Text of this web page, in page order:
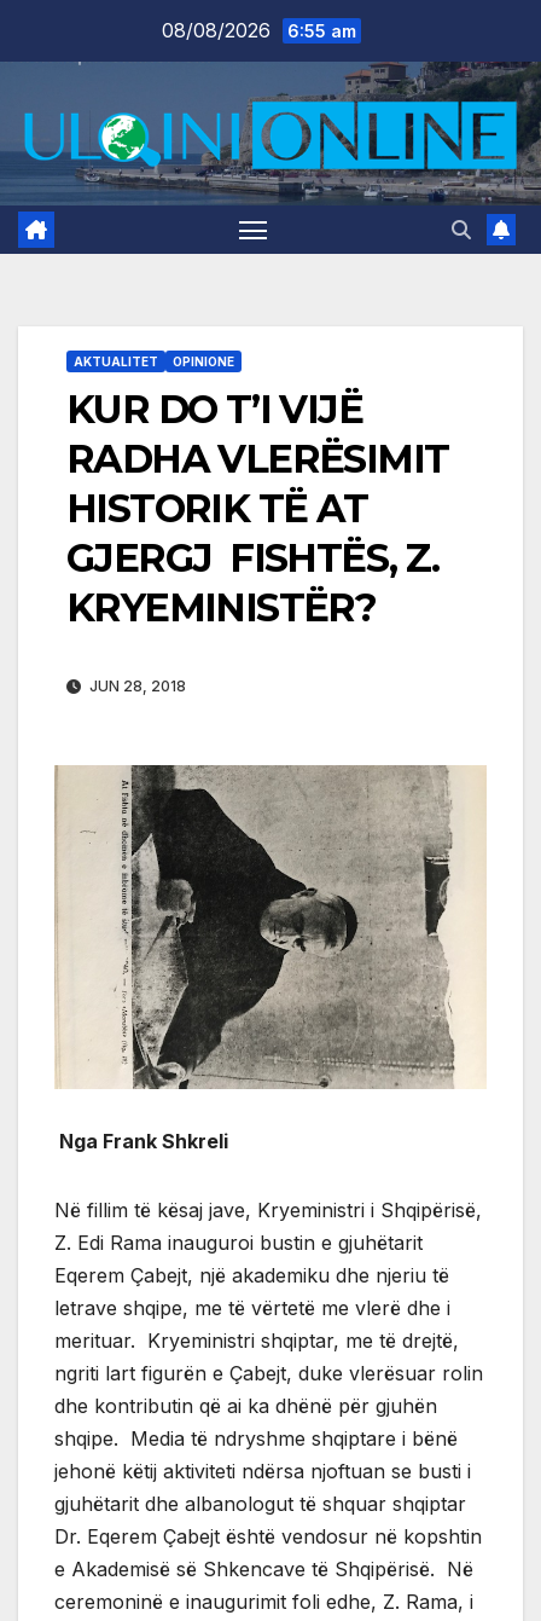
08/08/2026 6:55 am
AKTUALITET OPINIONE
KUR DO T’I VIJË
RADHA VLERËSIMIT
HISTORIK TË AT
GJERGJ FISHTËS, Z.
KRYEMINISTËR?
JUN 28, 2018
Nga Frank Shkreli
Në fillim të kësaj jave, Kryeministri i Shqipërisë,
Z. Edi Rama inauguroi bustin e gjuhëtarit
Eqerem Çabejt, një akademiku dhe njeriu të
letrave shqipe, me të vërtetë me vlerë dhe i
merituar. Kryeministri shqiptar, me të drejtë,
ngriti lart figurën e Çabejt, duke vlerësuar rolin
dhe kontributin që ai ka dhënë për gjuhën
shqipe. Media të ndryshme shqiptare i bënë
jehonë këtij aktiviteti ndërsa njoftuan se busti i
gjuhëtarit dhe albanologut të shquar shqiptar
Dr. Eqerem Çabejt është vendosur në kopshtin
e Akademisë së Shkencave të Shqipërisë. Në
ceremoninë e inaugurimit foli edhe, Z. Rama, i